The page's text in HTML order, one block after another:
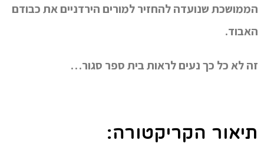
הממושכת שנועדה להחזיר למורים הירדניים את כבודם
האבוד.
זה לא כל כך נעים לראות בית ספר סגור…
תיאור הקריקטורה: